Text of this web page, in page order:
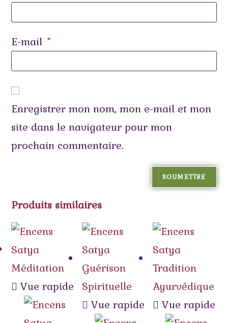
E-mail *
Enregistrer mon nom, mon e-mail et mon
site dans le navigateur pour mon
prochain commentaire.
Produits similaires
Vue rapide
Vue rapide Vue rapide